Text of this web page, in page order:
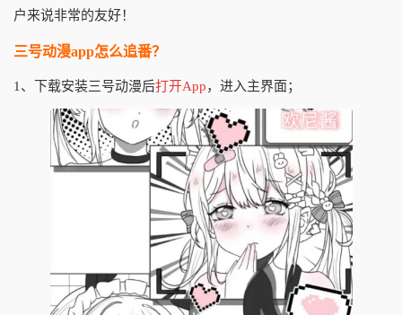
户来说非常的友好！
三号动漫app怎么追番？
1、下载安装三号动漫后打开App，进入主界面；